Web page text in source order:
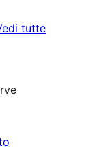
tutte